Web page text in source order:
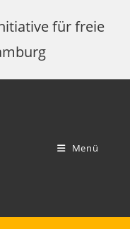
für freie
Menü